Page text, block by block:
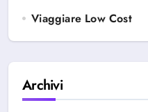
Viaggiare Low Cost
Archivi